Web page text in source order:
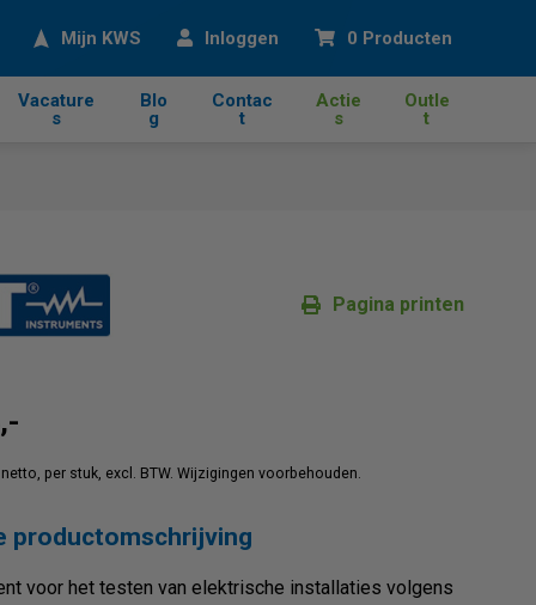
Mijn KWS Inloggen 0 Producten
Vacature
s
Blo
g
Contac
t
Actie
s
Outle
t
Pagina printen
per stuk, excl. BTW. Wijzigingen voorbehouden.
productomschrijving
voor het testen van elektrische installaties volgens